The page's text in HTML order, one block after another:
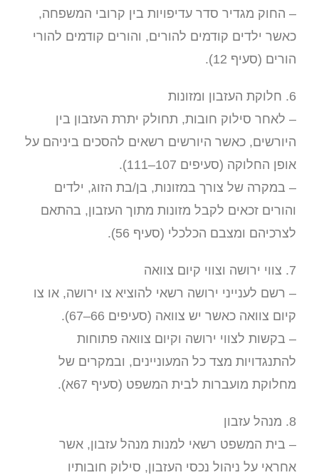
– החוק מגדיר סדר עדיפויות בין קרובי המשפחה,
כאשר ילדים קודמים להורים, והורים קודמים להורי
הורים (סעיף 12).
6. חלוקת העזבון ומזונות
– לאחר סילוק חובות, תחולק יתרת העזבון בין
היורשים, כאשר היורשים רשאים להסכים ביניהם על
אופן החלוקה (סעיפים 107–111).
– במקרה של צורך במזונות, בן/בת הזוג, ילדים
והורים זכאים לקבל מזונות מתוך העזבון, בהתאם
לצרכיהם ומצבם הכלכלי (סעיף 56).
7. צווי ירושה וצווי קיום צוואה
– רשם לענייני ירושה רשאי להוציא צו ירושה, או צו
קיום צוואה כאשר יש צוואה (סעיפים 66–67).
– בקשות לצווי ירושה וקיום צוואה פתוחות
להתנגדויות מצד כל המעוניינים, ובמקרים של
מחלוקת מועברות לבית המשפט (סעיף 67א).
8. מנהל עזבון
– בית המשפט רשאי למנות מנהל עזבון, אשר
אחראי על ניהול נכסי העזבון, סילוק חובותיו